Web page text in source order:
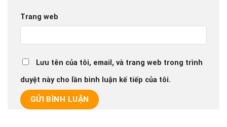
Trang web
Lưu tên của tôi, email, và trang web trong trình
duyệt này cho lần bình luận kế tiếp của tôi.